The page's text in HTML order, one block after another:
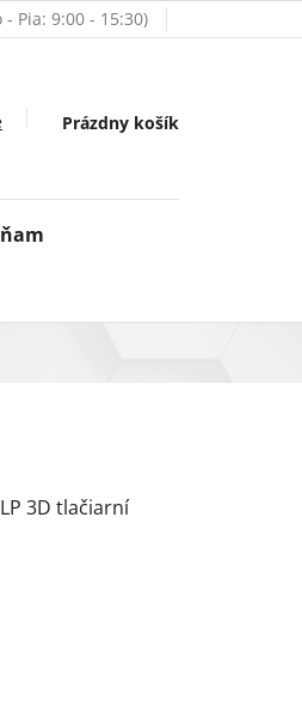
Nákupný
Prázdny košík
3D tlačiarní